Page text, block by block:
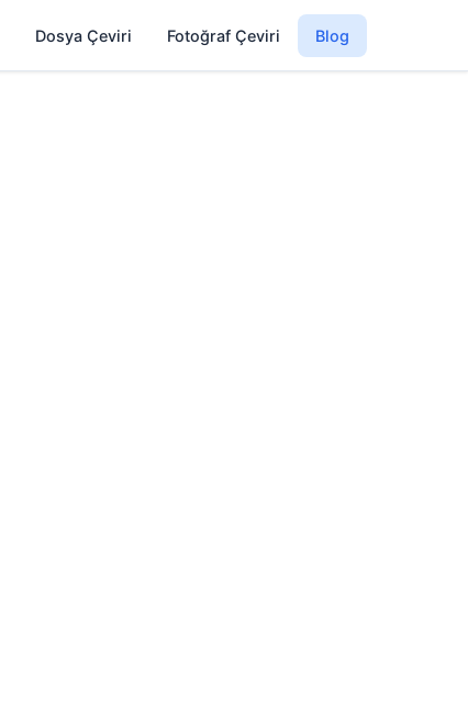
Dosya Çeviri Fotoğraf Çeviri Blog